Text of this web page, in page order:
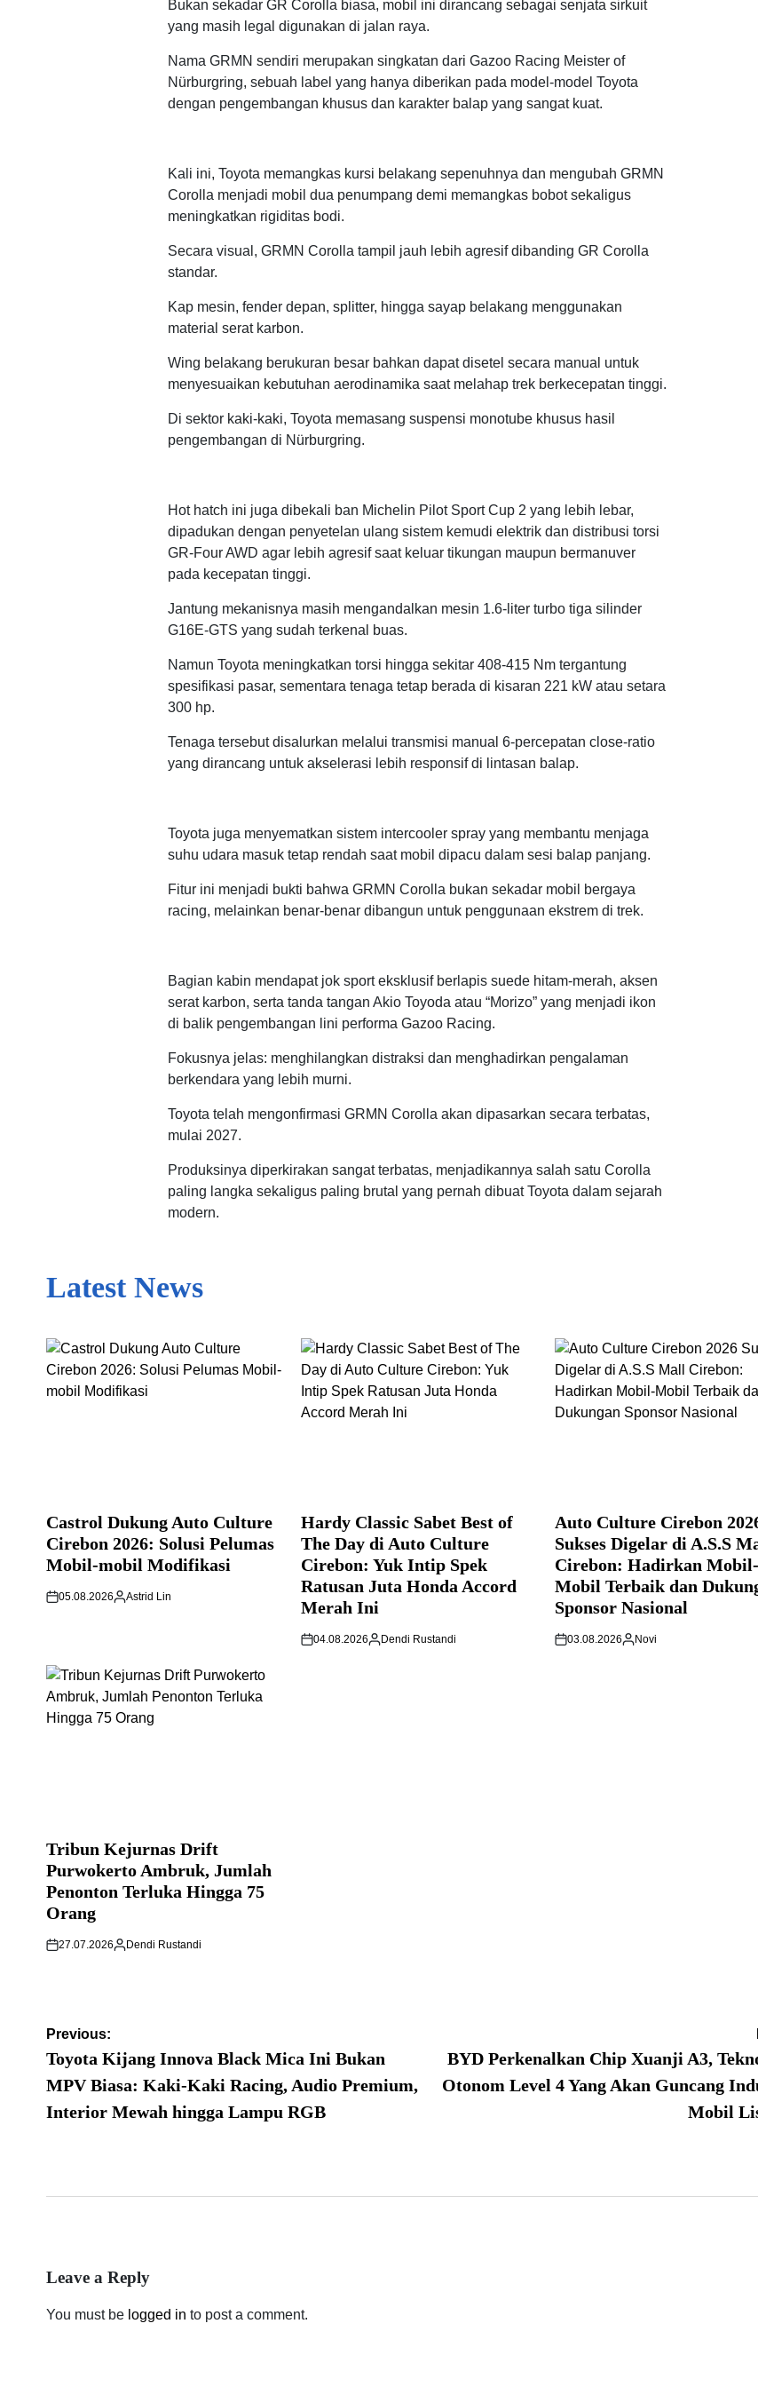
Bukan sekadar GR Corolla biasa, mobil ini dirancang sebagai senjata sirkuit
yang masih legal digunakan di jalan raya.
Nama GRMN sendiri merupakan singkatan dari Gazoo Racing Meister of
Nürburgring, sebuah label yang hanya diberikan pada model-model Toyota
dengan pengembangan khusus dan karakter balap yang sangat kuat.
Kali ini, Toyota memangkas kursi belakang sepenuhnya dan mengubah GRMN
Corolla menjadi mobil dua penumpang demi memangkas bobot sekaligus
meningkatkan rigiditas bodi.
Secara visual, GRMN Corolla tampil jauh lebih agresif dibanding GR Corolla
standar.
Kap mesin, fender depan, splitter, hingga sayap belakang menggunakan
material serat karbon.
Wing belakang berukuran besar bahkan dapat disetel secara manual untuk
menyesuaikan kebutuhan aerodinamika saat melahap trek berkecepatan tinggi.
Di sektor kaki-kaki, Toyota memasang suspensi monotube khusus hasil
pengembangan di Nürburgring.
Hot hatch ini juga dibekali ban Michelin Pilot Sport Cup 2 yang lebih lebar,
dipadukan dengan penyetelan ulang sistem kemudi elektrik dan distribusi torsi
GR-Four AWD agar lebih agresif saat keluar tikungan maupun bermanuver
pada kecepatan tinggi.
Jantung mekanisnya masih mengandalkan mesin 1.6-liter turbo tiga silinder
G16E-GTS yang sudah terkenal buas.
Namun Toyota meningkatkan torsi hingga sekitar 408-415 Nm tergantung
spesifikasi pasar, sementara tenaga tetap berada di kisaran 221 kW atau setara
300 hp.
Tenaga tersebut disalurkan melalui transmisi manual 6-percepatan close-ratio
yang dirancang untuk akselerasi lebih responsif di lintasan balap.
Toyota juga menyematkan sistem intercooler spray yang membantu menjaga
suhu udara masuk tetap rendah saat mobil dipacu dalam sesi balap panjang.
Fitur ini menjadi bukti bahwa GRMN Corolla bukan sekadar mobil bergaya
racing, melainkan benar-benar dibangun untuk penggunaan ekstrem di trek.
Bagian kabin mendapat jok sport eksklusif berlapis suede hitam-merah, aksen
serat karbon, serta tanda tangan Akio Toyoda atau “Morizo” yang menjadi ikon
di balik pengembangan lini performa Gazoo Racing.
Fokusnya jelas: menghilangkan distraksi dan menghadirkan pengalaman
berkendara yang lebih murni.
Toyota telah mengonfirmasi GRMN Corolla akan dipasarkan secara terbatas,
mulai 2027.
Produksinya diperkirakan sangat terbatas, menjadikannya salah satu Corolla
paling langka sekaligus paling brutal yang pernah dibuat Toyota dalam sejarah
modern.
Latest News
Castrol Dukung Auto Culture
Cirebon 2026: Solusi Pelumas
Mobil-mobil Modifikasi
05.08.2026 Astrid Lin
Hardy Classic Sabet Best of
The Day di Auto Culture
Cirebon: Yuk Intip Spek
Ratusan Juta Honda Accord
Merah Ini
04.08.2026 Dendi Rustandi
Auto Culture Cirebon
Sukses Digelar di A.S.S
Cirebon: Hadirkan Mobil-
Mobil Terbaik dan
Sponsor Nasional
03.08.2026 Novi
Tribun Kejurnas Drift
Purwokerto Ambruk, Jumlah
Penonton Terluka Hingga 75
Orang
27.07.2026 Dendi Rustandi
Post
navigation
Previous:
Toyota Kijang Innova Black Mica Ini Bukan
MPV Biasa: Kaki-Kaki Racing, Audio Premium,
Interior Mewah hingga Lampu RGB
BYD Perkenalkan Chip Xuanji A3,
Otonom Level 4 Yang Akan Guncang
Mobil
Leave a Reply
You must be logged in to post a comment.